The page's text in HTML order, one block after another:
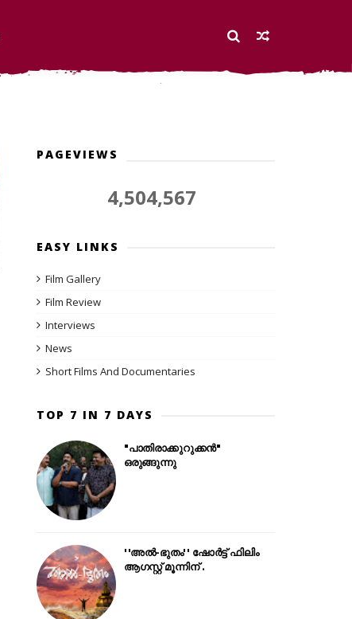
PAGEVIEWS
4,504,567
EASY LINKS
Film Gallery
Film Review
Interviews
News
Short Films And Documentaries
TOP 7 IN 7 DAYS
"പാതിരാക്കുറുക്കൻ"
ഒരുങ്ങുന്നു
''അൽ-ഭുതം'' ഷോർട്ട് ഫിലിം
ആഗസ്റ്റ് മൂന്നിന് .